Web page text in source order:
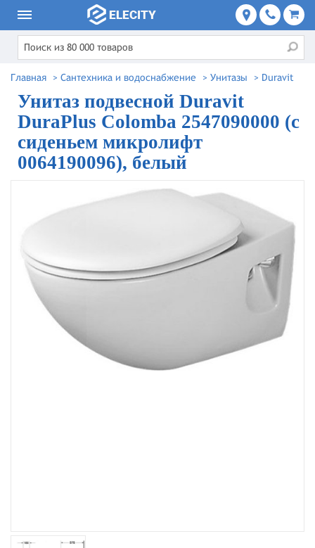
Главная > Сантехника и водоснабжение > Унитазы > Duravit
Унитаз подвесной Duravit
DuraPlus Colomba 2547090000 (с
сиденьем микролифт
0064190096), белый